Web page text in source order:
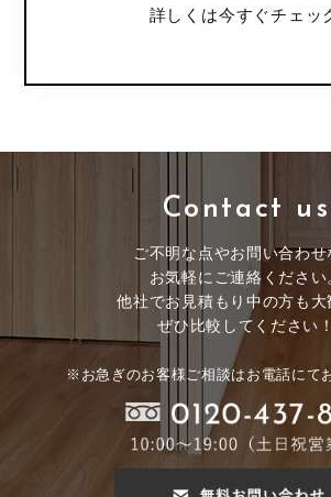
詳しくは今すぐチェッ
Contact us
ご不明な点やお問い合わせ
お気軽にご連絡ください
他社でお見積もり中の方も大
ぜひ比較してください！
※お急ぎのお客様ご相談はお電話にて